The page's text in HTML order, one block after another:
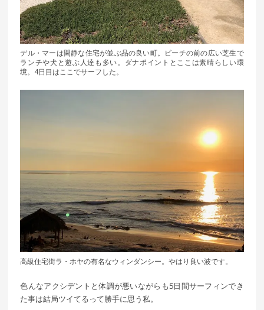
デル・マーは閑静な住宅が並ぶ品の良い町。ビーチの前の広い芝生で
ランチや犬と遊ぶ人達も多い。ダナポイントとここは素晴らしい環
境。4日目はここでサーフした。
高級住宅街ラ・ホヤの有名なウィンダンシー。やはり良い波です。
色んなアクシデントと体調が悪いながらも5日間サーフィンでき
た事は結局ツイてるって勝手に思う私。